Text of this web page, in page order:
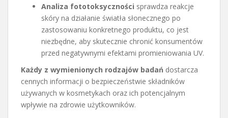
Analiza fototoksyczności sprawdza reakcje
skóry na działanie światła słonecznego po
zastosowaniu konkretnego produktu, co jest
niezbędne, aby skutecznie chronić konsumentów
przed negatywnymi efektami promieniowania UV.
Każdy z wymienionych rodzajów badań dostarcza
cennych informacji o bezpieczeństwie składników
używanych w kosmetykach oraz ich potencjalnym
wpływie na zdrowie użytkowników.